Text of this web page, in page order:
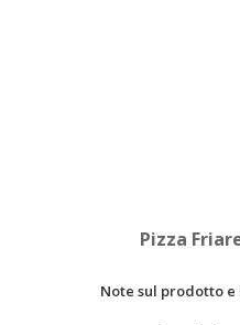
Pizza
Note sul prodotto